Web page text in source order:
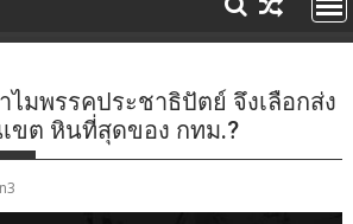
ไมพรรคประชาธิปัตย์ จึงเลือกส่ง
ขต หินที่สุดของ กทม.?